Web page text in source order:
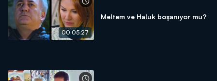
00:05:27
Meltem ve Haluk boşanıyor mu?